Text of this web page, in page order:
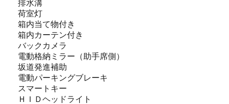
排水溝
荷室灯
箱内当て物付き
箱内カーテン付き
バックカメラ
電動格納ミラー（助手席側）
坂道発進補助
電動パーキングブレーキ
スマートキー
ＨＩＤヘッドライト